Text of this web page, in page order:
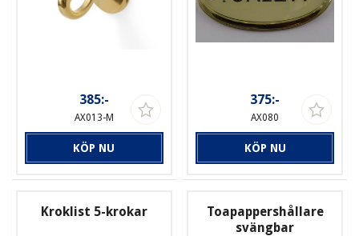
385:-
AX013-M
KÖP NU
375:-
AX080
KÖP NU
Kroklist 5-krokar
Toapappershållare
svängbar